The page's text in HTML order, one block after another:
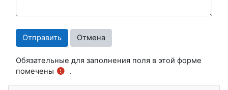
Обязательные для заполнения поля в этой форме
помечены
.